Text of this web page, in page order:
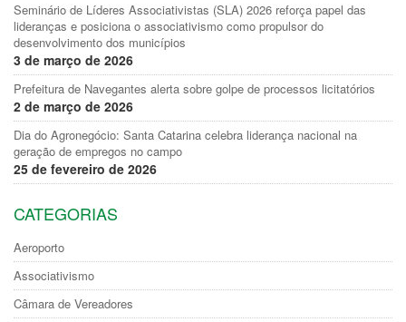
Seminário de Líderes Associativistas (SLA) 2026 reforça papel das
lideranças e posiciona o associativismo como propulsor do
desenvolvimento dos municípios
3 de março de 2026
Prefeitura de Navegantes alerta sobre golpe de processos licitatórios
2 de março de 2026
Dia do Agronegócio: Santa Catarina celebra liderança nacional na
geração de empregos no campo
25 de fevereiro de 2026
CATEGORIAS
Aeroporto
Associativismo
Câmara de Vereadores